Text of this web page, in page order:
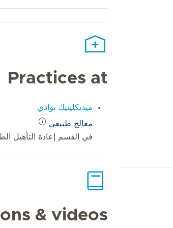
Practices at
ميديكلينيك بوادي
معالج طبيعي
في القسم إعادة التأهيل
& videos